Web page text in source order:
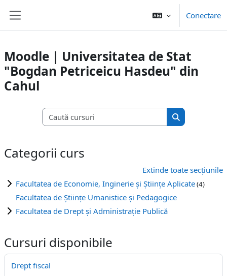
Conectare
Moodle | Universitatea de Stat
"Bogdan Petriceicu Hasdeu" din
Cahul
Caută cursuri
Caută cursuri
Categorii curs
Extinde toate secțiunile
Facultatea de Economie, Inginerie și Științe Aplicate(4)
Facultatea de Științe Umanistice și Pedagogice
Facultatea de Drept și Administrație Publică
Cursuri disponibile
Drept fiscal